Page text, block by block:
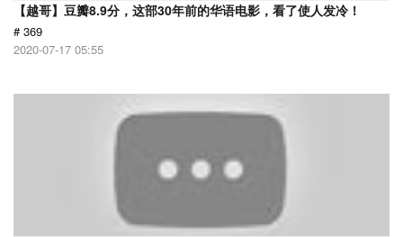
【越哥】豆瓣8.9分，这部30年前的华语电影，看了使人发冷！
# 369
2020-07-17 05:55